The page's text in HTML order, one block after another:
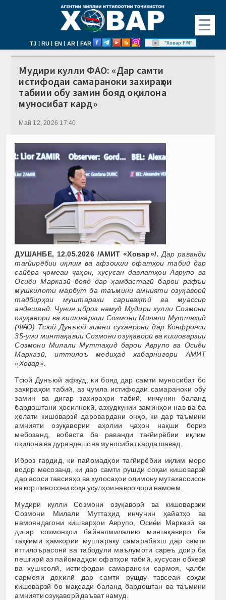
☰
TJ | RU | EN | AR | FAR "Ховар FM"
Мудири кулли ФАО: «Дар самти
истифодаи самараноки захираҳои
табиии обу замин бояд оқилона
муносибат кард»
Май 12, 2026 17:40
ДУШАНБЕ, 12.05.2026 /АМИТ «Ховар»/. Дар раванди
тағйирёбии иқлим ва афзоиши офатҳои табиӣ дар
сайёра ҷомеаи ҷаҳон, хусусан давлатҳои Аврупо ва
Осиёи Марказӣ бояд дар ҳамбастагӣ барои рафъи
мушкилоти марбут ба таъмини амнияти озуқаворӣ
тадбирҳои муштараки саривақтӣ ва муассир
андешанд. Чунин иброз намуд Мудири кулли Созмони
озуқаворӣ ва кишоварзии Созмони Милали Муттаҳид
(ФАО) Тсюй Дунъюй зимни суханронӣ дар Конфронси
35-уми минтақавии Созмони озуқаворӣ ва кишоварзии
Созмони Милали Муттаҳид барои Аврупо ва Осиёи
Марказӣ, иттилоъ медиҳад хабарнигори АМИТ
«Ховар».
Тсюй Дунъюй афзуд, ки бояд дар самти муносибат бо
захираҳои табиӣ, аз ҷумла истифодаи самараноки обу
замин ва дигар захираҳои табиӣ, инчунин баланд
бардоштани ҳосилнокӣ, азхудкунии заминҳои нав ва ба
ҳолати кишоварзӣ даровардани онҳо, ки дар таъмини
амнияти озуқавории аҳолии ҷаҳон нақши бориз
мебозанд, вобаста ба раванди тағйирёбии иқлим
оқилона ва дурандешона муносибат карда шавад.
Иброз гардид, ки пайомадҳои тағйирёбии иқлим моро
водор месозанд, ки дар самти рушди соҳаи кишоварзӣ
дар асоси тавсияҳо ва хулосаҳои олимону мутахассисон
ва коршиносони соҳа усулҳои навро ҷорӣ намоем.
Мудири кулли Созмони озуқаворӣ ва кишоварзии
Созмони Милали Муттаҳид инчунин ҳайатҳо ва
намояндагони кишварҳои Аврупо, Осиёи Марказӣ ва
дигар созмонҳои байналмилалию минтақавиро ба
таҳкими ҳамкории муштараку самарабахш дар самти
иттилоърасонӣ ва табодули маълумоти сареъ доир ба
пешгирӣ аз пайомадҳои офатҳои табиӣ, хусусан обхезӣ
ва хушксолӣ, истифодаи самараноки сармоя, ҷалби
сармояи дохилӣ дар самти рушду тавсеаи соҳаи
кишоварзӣ бо мақсади баланд бардоштан ва таъмини
амнияти озуқаворӣ даъват намуд.